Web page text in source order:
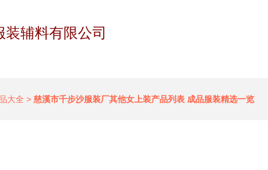
辅料有限公司
大全 > 慈溪市千步沙服装厂其他女上装产品列表 成品服装精选一览